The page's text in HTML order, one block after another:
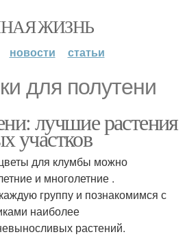
ЖИЗНЬ
новости статьи
для полутени
лучшие растения
участков
для клумбы можно
и многолетние .
группу и познакомимся с
наиболее
растений.